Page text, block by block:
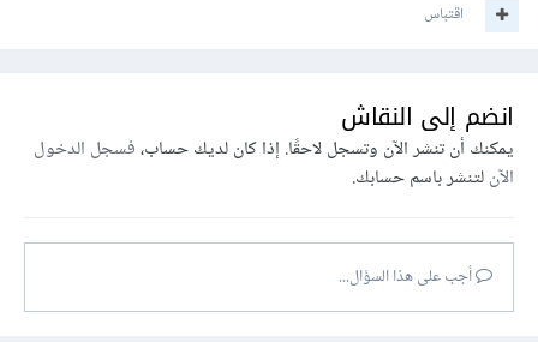
اقتباس
انضم إلى النقاش
يمكنك أن تنشر الآن وتسجل لاحقًا. إذا كان لديك حساب،فسجل الدخول
الآنلتنشر باسم حسابك.
أجب على هذا السؤال...